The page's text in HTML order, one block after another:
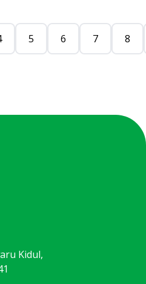
5 6 7 8
Kidul,